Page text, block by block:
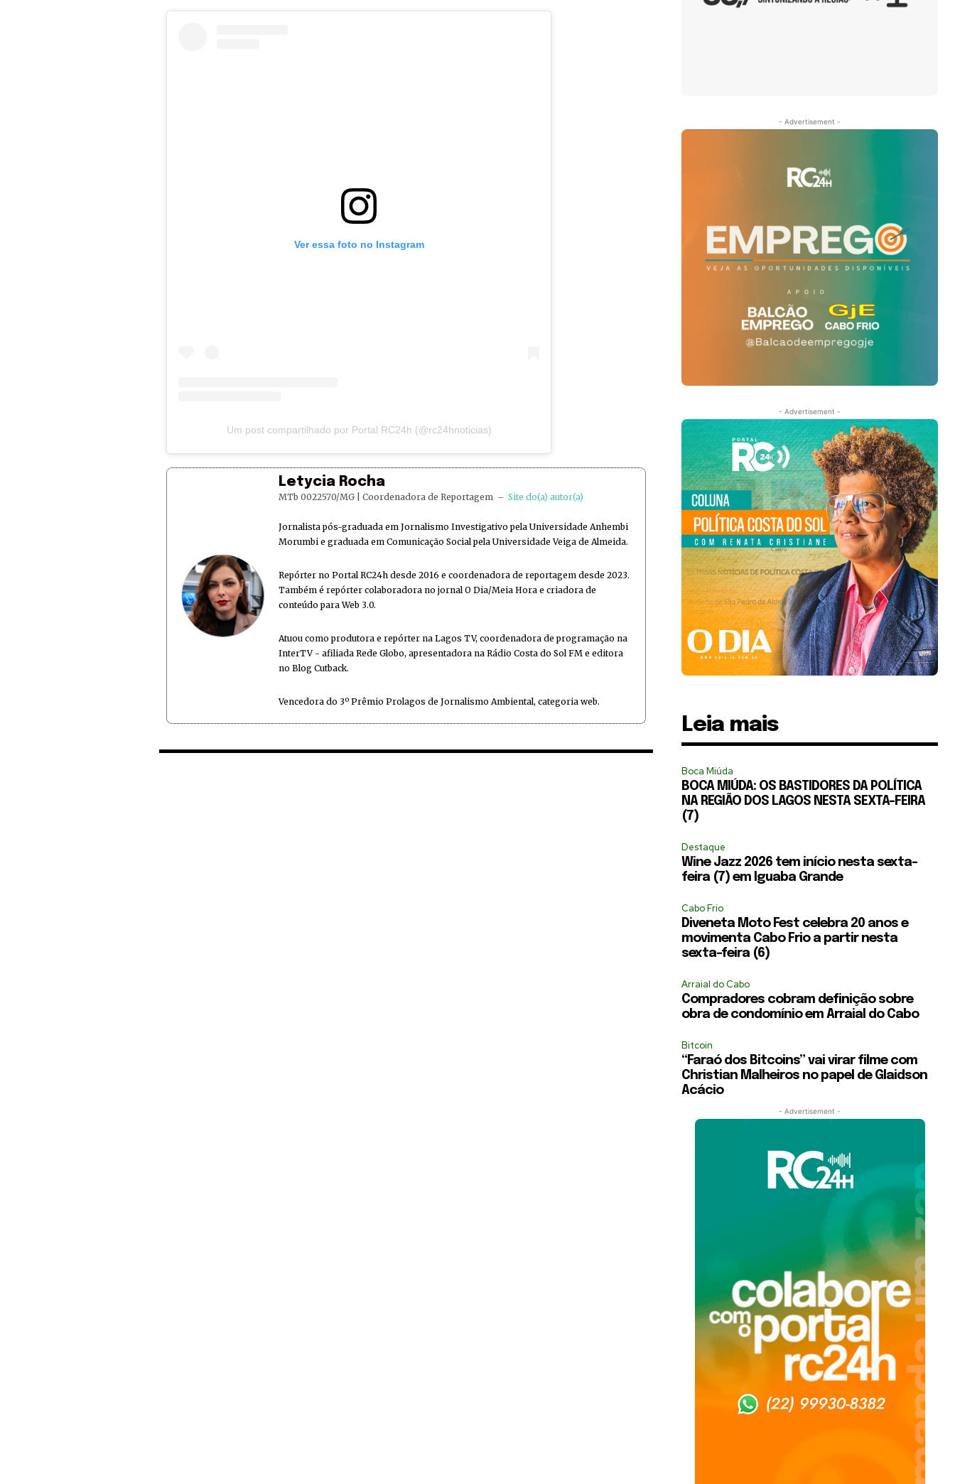
Ver essa foto no Instagram
Um post compartilhado por Portal RC24h (@rc24hnoticias)
Letycia Rocha
MTb 0022570/MG | Coordenadora de Reportagem – Site do(a) autor(a)
Jornalista pós-graduada em Jornalismo Investigativo pela Universidade Anhembi
Morumbi e graduada em Comunicação Social pela Universidade Veiga de Almeida.
Repórter no Portal RC24h desde 2016 e coordenadora de reportagem desde 2023.
Também é repórter colaboradora no jornal O Dia/Meia Hora e criadora de
conteúdo para Web 3.0.
Atuou como produtora e repórter na Lagos TV, coordenadora de programação na
InterTV - afiliada Rede Globo, apresentadora na Rádio Costa do Sol FM e editora
no Blog Cutback.
Vencedora do 3º Prêmio Prolagos de Jornalismo Ambiental, categoria web.
- Advertisement -
- Advertisement -
Leia mais
Boca Miúda
BOCA MIÚDA: OS BASTIDORES DA POLÍTICA
NA REGIÃO DOS LAGOS NESTA SEXTA-FEIRA
(7)
Destaque
Wine Jazz 2026 tem início nesta sexta-
feira (7) em Iguaba Grande
Cabo Frio
Diveneta Moto Fest celebra 20 anos e
movimenta Cabo Frio a partir nesta
sexta-feira (6)
Arraial do Cabo
Compradores cobram definição sobre
obra de condomínio em Arraial do Cabo
Bitcoin
“Faraó dos Bitcoins” vai virar filme com
Christian Malheiros no papel de Glaidson
Acácio
- Advertisement -